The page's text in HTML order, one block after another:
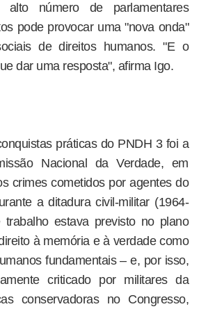
número de parlamentares
pode provocar uma "nova onda"
de direitos humanos. "E o
dar uma resposta", afirma Igo.
práticas do PNDH 3 foi a
Nacional da Verdade, em
crimes cometidos por agentes do
a ditadura civil-militar (1964-
estava previsto no plano
à memória e à verdade como
fundamentais – e, por isso,
criticado por militares da
conservadoras no Congresso,